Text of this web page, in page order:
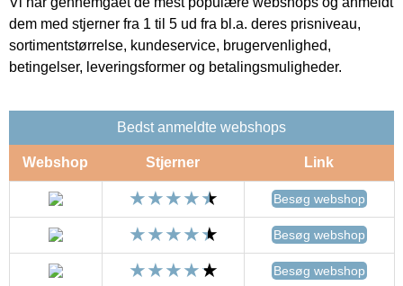
dem med stjerner fra 1 til 5 ud fra bl.a. deres prisniveau,
sortimentstørrelse, kundeservice, brugervenlighed,
betingelser, leveringsformer og betalingsmuligheder.
Bedst anmeldte webshops
Webshop Stjerner Link
Besøg webshop
Besøg webshop
Besøg webshop